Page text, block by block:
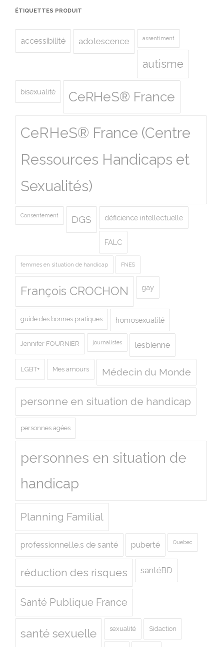
ÉTIQUETTES PRODUIT
accessibilité adolescence assentiment
autisme
bisexualité CeRHeS® France
CeRHeS® France (Centre
Ressources Handicaps et
Sexualités)
Consentement DGS déficience intellectuelle
FALC
femmes en situation de handicap FNES
François CROCHON gay
guide des bonnes pratiques homosexualité
Jennifer FOURNIER journalistes lesbienne
LGBT+ Mes amours Médecin du Monde
personne en situation de handicap
personnes agées
personnes en situation de
handicap
Planning Familial
professionnel.le.s de santé puberté Quebec
réduction des risques santéBD
Santé Publique France
santé sexuelle sexualité Sidaction